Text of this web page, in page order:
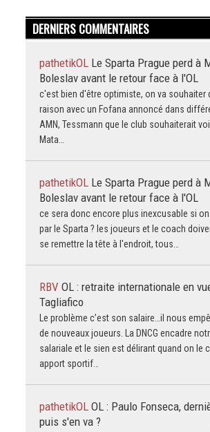
DERNIERS COMMENTAIRES
pathetikOL Le Sparta Prague perd à
Boleslav avant le retour face à l'OL
c'est bien d'être optimiste, on va souhaiter
raison avec un Fofana annoncé dans
AMN, Tessmann que le club souhaiterait
Mata…
pathetikOL Le Sparta Prague perd à
Boleslav avant le retour face à l'OL
ce sera donc encore plus inexcusable si
par le Sparta ? les joueurs et le coach
se remettre la tête à l'endroit, tous…
RBV OL : retraite internationale en
Tagliafico
Le problème c’est son salaire…il nous
de nouveaux joueurs. La DNCG encadre
salariale et le sien est délirant quand on le
apport sportif…
pathetikOL OL : Paulo Fonseca,
puis s'en va ?